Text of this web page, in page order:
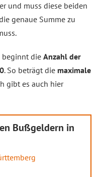
und muss diese beiden
genaue Summe zu
beginnt die Anzahl der
. So beträgt die maximale
gibt es auch hier
Bußgeldern in